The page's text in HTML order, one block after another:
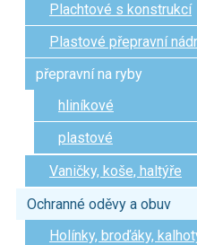
Plachtové s konstrukcí
Plastové přepravní
přepravní na ryby
hliníkové
plastové
Vaničky, koše, haltýře
Ochranné oděvy a obuv
Holínky, broďáky,